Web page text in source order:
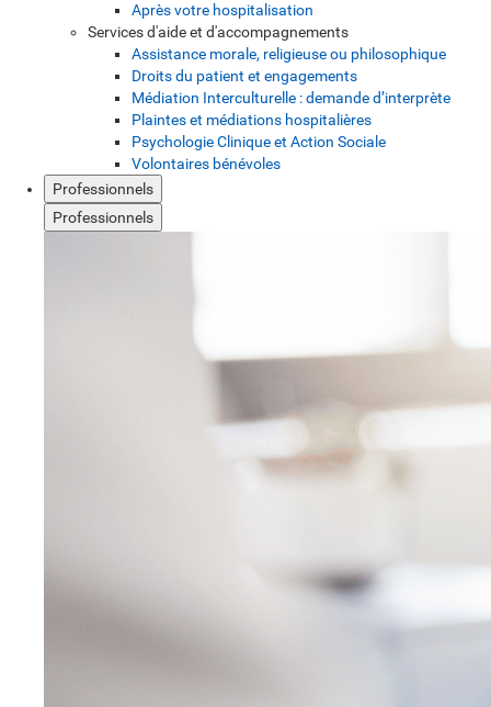
Après votre hospitalisation
Services d'aide et d'accompagnements
Assistance morale, religieuse ou philosophique
Droits du patient et engagements
Médiation Interculturelle : demande d’interprète
Plaintes et médiations hospitalières
Psychologie Clinique et Action Sociale
Volontaires bénévoles
Professionnels
Professionnels